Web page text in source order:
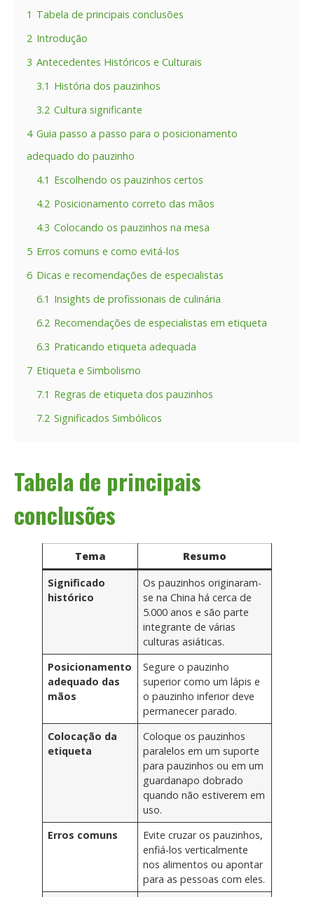
1 Tabela de principais conclusões
2 Introdução
3 Antecedentes Históricos e Culturais
3.1 História dos pauzinhos
3.2 Cultura significante
4 Guia passo a passo para o posicionamento
adequado do pauzinho
4.1 Escolhendo os pauzinhos certos
4.2 Posicionamento correto das mãos
4.3 Colocando os pauzinhos na mesa
5 Erros comuns e como evitá-los
6 Dicas e recomendações de especialistas
6.1 Insights de profissionais de culinária
6.2 Recomendações de especialistas em etiqueta
6.3 Praticando etiqueta adequada
7 Etiqueta e Simbolismo
7.1 Regras de etiqueta dos pauzinhos
7.2 Significados Simbólicos
Tabela de principais
conclusões
Tema
Resumo
Significado
histórico
Os pauzinhos originaram-
se na China há cerca de
5.000 anos e são parte
integrante de várias
culturas asiáticas.
Posicionamento
adequado das
mãos
Segure o pauzinho
superior como um lápis e
o pauzinho inferior deve
permanecer parado.
Colocação da
etiqueta
Coloque os pauzinhos
paralelos em um suporte
para pauzinhos ou em um
guardanapo dobrado
quando não estiverem em
uso.
Erros comuns
Evite cruzar os pauzinhos,
enfiá-los verticalmente
nos alimentos ou apontar
para as pessoas com eles.